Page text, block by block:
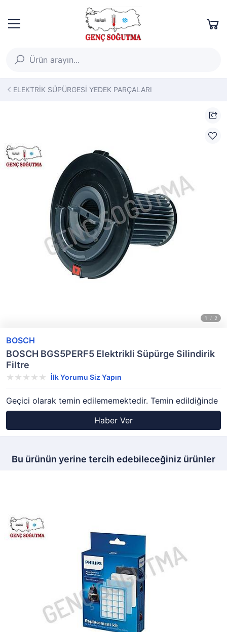
ELEKTRİK SÜPÜRGESİ YEDEK PARÇALARI
BOSCH
BOSCH BGS5PERF5 Elektrikli Süpürge Silindirik
Filtre
İlk Yorumu Siz Yapın
Geçici olarak temin edilememektedir. Temin edildiğinde
Haber Ver
Bu ürünün yerine tercih edebileceğiniz ürünler